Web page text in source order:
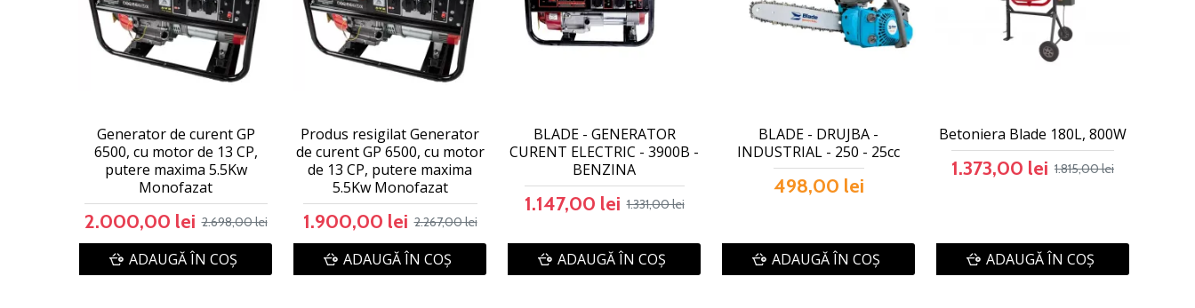
Generator de curent GP
6500, cu motor de 13 CP,
putere maxima 5.5Kw
Monofazat
2.000,00 lei 2.698,00 lei
ADAUGĂ ÎN COŞ
Produs resigilat Generator
de curent GP 6500, cu motor
de 13 CP, putere maxima
5.5Kw Monofazat
1.900,00 lei 2.267,00 lei
ADAUGĂ ÎN COŞ
BLADE - GENERATOR
CURENT ELECTRIC - 3900B -
BENZINA
1.147,00 lei 1.331,00 lei
ADAUGĂ ÎN COŞ
BLADE - DRUJBA -
INDUSTRIAL - 250 - 25cc
498,00 lei
ADAUGĂ ÎN COŞ
Betoniera Blade 180L, 800W
1.373,00 lei 1.815,00 lei
ADAUGĂ ÎN COŞ